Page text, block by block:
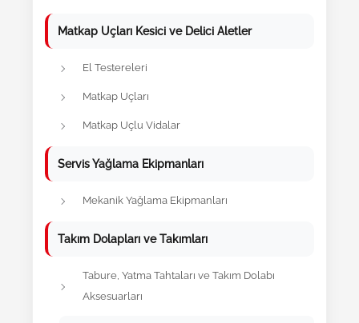
Matkap Uçları Kesici ve Delici Aletler
El Testereleri
Matkap Uçları
Matkap Uçlu Vidalar
Servis Yağlama Ekipmanları
Mekanik Yağlama Ekipmanları
Takım Dolapları ve Takımları
Tabure, Yatma Tahtaları ve Takım Dolabı
Aksesuarları